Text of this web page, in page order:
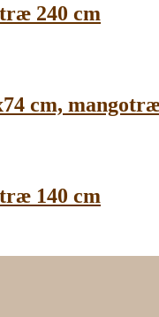
240 cm
cm,
140 cm